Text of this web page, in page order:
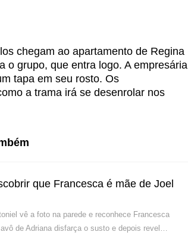
chegam ao apartamento de Regina
o grupo, que entra logo. A empresária
tapa em seu rosto. Os
a trama irá se desenrolar nos
que Francesca é mãe de Joel
vê a foto na parede e reconhece Francesca
de Adriana disfarça o susto e depois revel…